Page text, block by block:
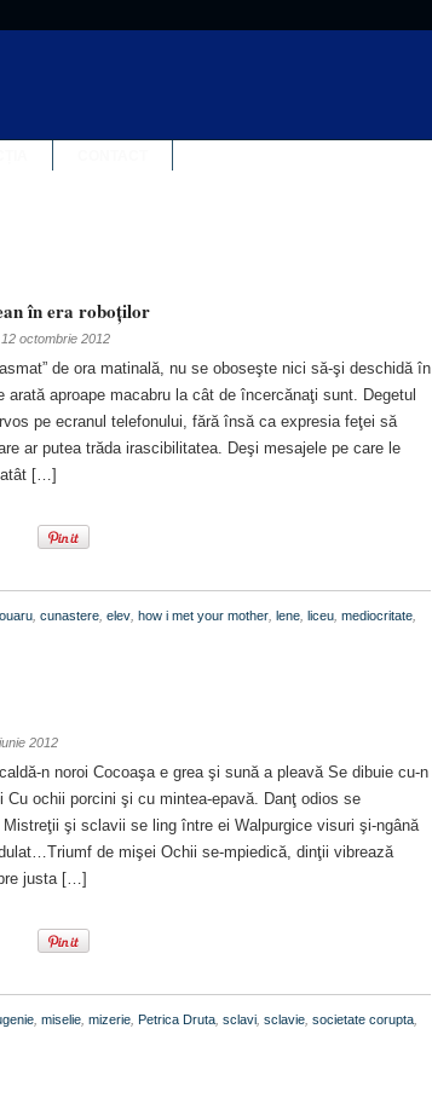
în era roboţilor
12 octombrie 2012
de ora matinală, nu se oboseşte nici să-şi deschidă în
arată aproape macabru la cât de încercănaţi sunt. Degetul
pe ecranul telefonului, fără însă ca expresia feţei să
ar putea trăda irascibilitatea. Deşi mesajele pe care le
atât […]
cunastere elev how i met your mother lene liceu mediocritate
2012
n noroi Cocoaşa e grea şi sună a pleavă Se dibuie cu-n
Cu ochii porcini şi cu mintea-epavă. Danţ odios se
Mistreţii şi sclavii se ling între ei Walpurgice visuri şi-ngână
de mişei Ochii se-mpiedică, dinţii vibrează
justa […]
miselie mizerie Petrica Druta sclavi sclavie societate corupta